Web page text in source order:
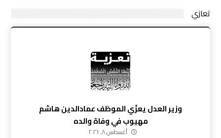
تعازي
وزير العدل يعزّي الموظف عمادالدين هاشم
مهيوب في وفاة والده
أغسطس ٨, ٢٠٢٦